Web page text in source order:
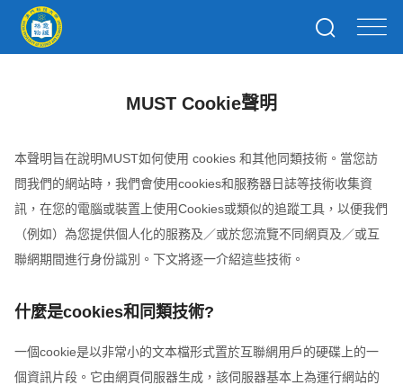
MUST Cookie聲明
本聲明旨在說明MUST如何使用 cookies 和其他同類技術。當您訪
問我們的網站時，我們會使用cookies和服務器日誌等技術收集資
訊，在您的電腦或裝置上使用Cookies或類似的追蹤工具，以便我們
（例如）為您提供個人化的服務及／或於您流覽不同網頁及／或互
聯網期間進行身份識別。下文將逐一介紹這些技術。
什麼是cookies和同類技術?
一個cookie是以非常小的文本檔形式置於互聯網用戶的硬碟上的一
個資訊片段。它由網頁伺服器生成，該伺服器基本上為運行網站的